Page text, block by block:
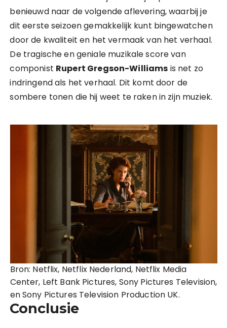
benieuwd naar de volgende aflevering, waarbij je
dit eerste seizoen gemakkelijk kunt bingewatchen
door de kwaliteit en het vermaak van het verhaal.
De tragische en geniale muzikale score van
componist Rupert Gregson-Williams is net zo
indringend als het verhaal. Dit komt door de
sombere tonen die hij weet te raken in zijn muziek.
Bron: Netflix, Netflix Nederland, Netflix Media
Center, Left Bank Pictures, Sony Pictures Television,
en Sony Pictures Television Production UK.
Conclusie